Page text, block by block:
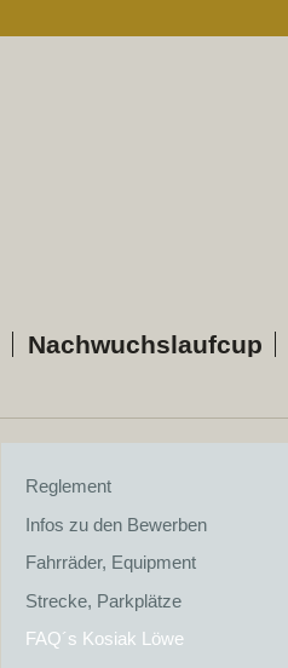
Nachwuchslaufcup
Reglement
Infos zu den Bewerben
Fahrräder, Equipment
Strecke, Parkplätze
FAQ´s Kosiak Löwe